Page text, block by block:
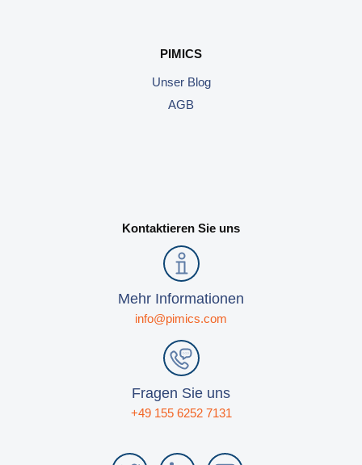
PIMICS
Unser Blog
AGB
Kontaktieren Sie uns
Mehr Informationen
info@pimics.com
Fragen Sie uns
+49 155 6252 7131